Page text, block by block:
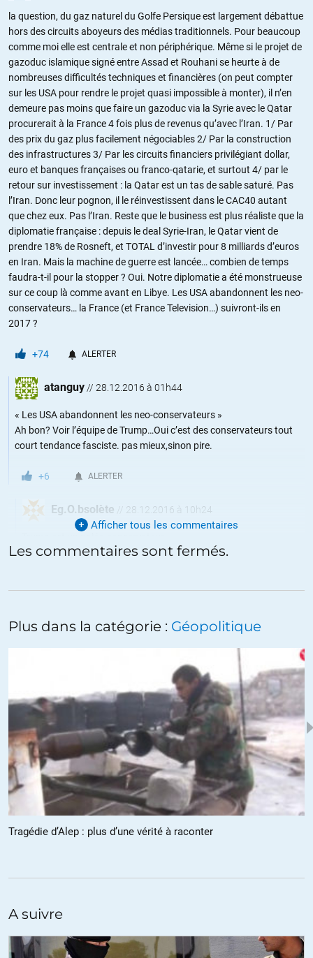
la question, du gaz naturel du Golfe Persique est largement débattue
hors des circuits aboyeurs des médias traditionnels. Pour beaucoup
comme moi elle est centrale et non périphérique. Même si le projet de
gazoduc islamique signé entre Assad et Rouhani se heurte à de
nombreuses difficultés techniques et financières (on peut compter
sur les USA pour rendre le projet quasi impossible à monter), il n’en
demeure pas moins que faire un gazoduc via la Syrie avec le Qatar
procurerait à la France 4 fois plus de revenus qu’avec l’Iran. 1/ Par
des prix du gaz plus facilement négociables 2/ Par la construction
des infrastructures 3/ Par les circuits financiers privilégiant dollar,
euro et banques françaises ou franco-qatarie, et surtout 4/ par le
retour sur investissement : la Qatar est un tas de sable saturé. Pas
l’Iran. Donc leur pognon, il le réinvestissent dans le CAC40 autant
que chez eux. Pas l’Iran. Reste que le business est plus réaliste que la
diplomatie française : depuis le deal Syrie-Iran, le Qatar vient de
prendre 18% de Rosneft, et TOTAL d’investir pour 8 milliards d’euros
en Iran. Mais la machine de guerre est lancée… combien de temps
faudra-t-il pour la stopper ? Oui. Notre diplomatie a été monstrueuse
sur ce coup là comme avant en Libye. Les USA abandonnent les neo-
conservateurs… la France (et France Television…) suivront-ils en
2017 ?
+74 ALERTER
atanguy// 28.12.2016 à 01h44
« Les USA abandonnent les neo-conservateurs »
Ah bon? Voir l’équipe de Trump…Oui c’est des conservateurs tout
court tendance fasciste. pas mieux,sinon pire.
+6 ALERTER
Eg.O.bsolète 28.12.2016 à 10h24
Pierre//28.12.2016 à 10h26
Eh bien, justement : ils abandonnent le néo-conservatisme pour
passer au paléo-conservatisme !!! 😀
+2
jim//28.12.2016 à 12h36
En matière politique, de démocratie notamment, c’est
effectivement le pire qu’on pouvait imaginer aux Etats-Unis, et
cela devrait annoncer des affrontements sans précédent.
Mais c’est dans le domaine économique que la secousse sera la
« La faible croissance, qui ralentit encore à l’échelle mondiale,
du commerce – maintenant menacés par la « trumpéconomie » –
mondiale. »
Afficher tous les commentaires
Les commentaires sont fermés.
Plus dans la catégorie : Géopolitique
Tragédie d’Alep : plus d’une vérité à raconter
A suivre